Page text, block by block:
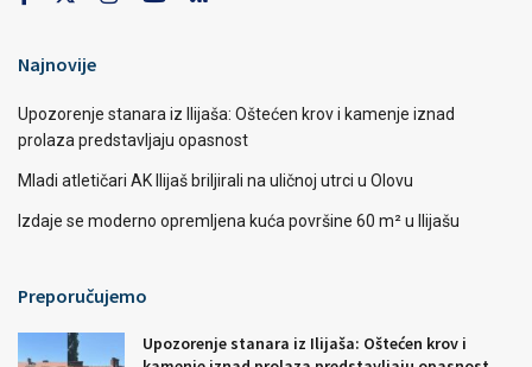
Najnovije
Upozorenje stanara iz Ilijaša: Oštećen krov i kamenje iznad
prolaza predstavljaju opasnost
Mladi atletičari AK Ilijaš briljirali na uličnoj utrci u Olovu
Izdaje se moderno opremljena kuća površine 60 m² u Ilijašu
Preporučujemo
Upozorenje stanara iz Ilijaša: Oštećen krov i